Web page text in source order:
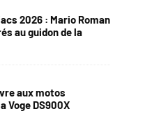
2026 : Mario Roman
au guidon de la
aux motos
Voge DS900X